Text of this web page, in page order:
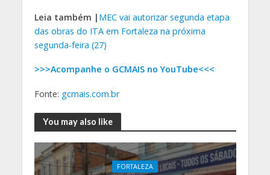
Leia também | MEC vai autorizar segunda etapa
das obras do ITA em Fortaleza na próxima
segunda-feira (27)
>>>Acompanhe o GCMAIS no YouTube<<<
Fonte: gcmais.com.br
You may also like
FORTALEZA